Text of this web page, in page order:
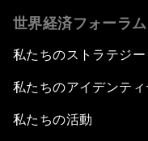
世界経済フォーラ
私たちのストラテジー
私たちのアイデンティ
私たちの活動